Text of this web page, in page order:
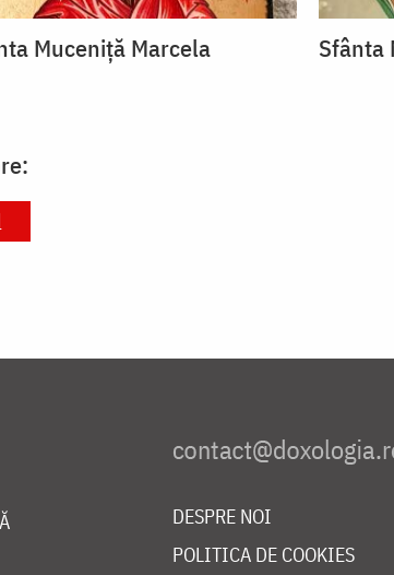
Muceniță Marcela Sfânta
DESPRE NOI
POLITICA DE COOKIES